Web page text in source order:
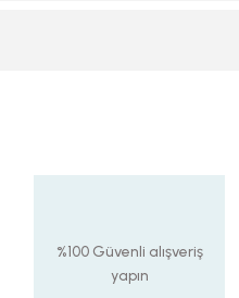
%100 Güvenli alışveriş
yapın